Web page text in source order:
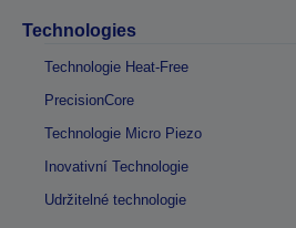
Technologies
Technologie Heat-Free
PrecisionCore
Technologie Micro Piezo
Inovativní Technologie
Udržitelné technologie